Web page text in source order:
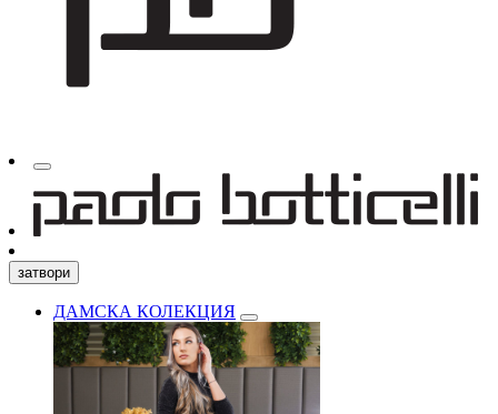
затвори
ДАМСКА КОЛЕКЦИЯ